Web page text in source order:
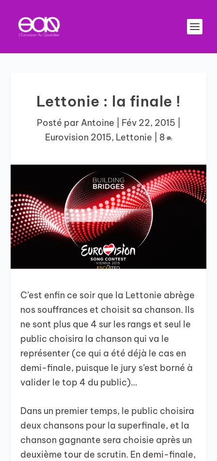
Lettonie : la finale !
Posté par Antoine Fév 22, 2015
Eurovision 2015, Lettonie 8
C’est enfin ce soir que la Lettonie abrège
nos souffrances et choisit sa chanson. Ils
ne sont plus que 4 sur les rangs et seul le
public choisira la chanson qui va le
représenter (ce qui a été déjà le cas en
demi-finale, puisque le jury s’est borné à
valider le top 4 du public)…
Dans un premier temps, le public choisira
deux chansons pour la superfinale, et la
chanson gagnante sera choisie après un
deuxième tour de scrutin. En demi-finale,